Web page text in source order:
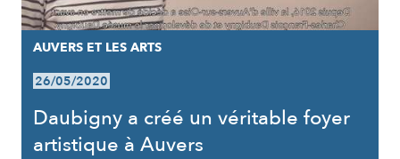
AUVERS ET LES ARTS
26/05/2020
Daubigny a créé un véritable foyer
artistique à Auvers